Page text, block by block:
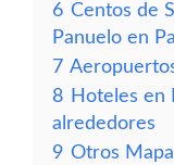
6 Centos de
Panuelo en
7
8 Hoteles en
alrededores
9 Otros